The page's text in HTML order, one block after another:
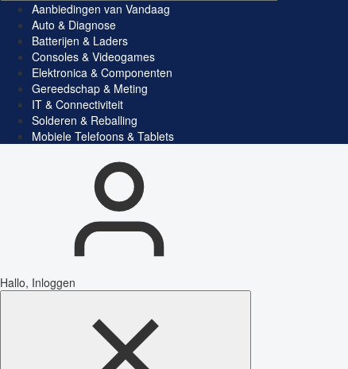
Aanbiedingen van Vandaag
Auto & Diagnose
Batterijen & Laders
Consoles & Videogames
Elektronica & Componenten
Gereedschap & Meting
IT & Connectiviteit
Solderen & Reballing
Mobiele Telefoons & Tablets
Hallo, Inloggen